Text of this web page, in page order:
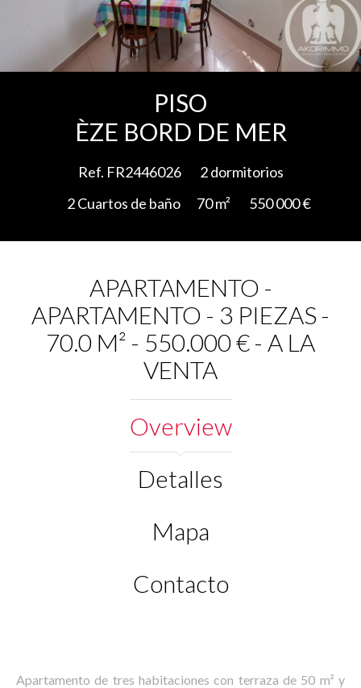
PISO
ÈZE BORD DE MER
Ref. FR2446026
2 dormitorios
2 Cuartos de baño
70 m² 550 000 €
APARTAMENTO -
APARTAMENTO - 3 PIEZAS -
70.0 M² - 550.000 € - A LA
VENTA
Overview
Detalles
Mapa
Contacto
Apartamento de tres habitaciones con terraza de 50 m² y